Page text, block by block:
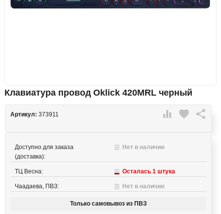
Клавиатура провод Oklick 420MRL черный
 favorite 
Артикул: 373911
Доступно для заказа
(доставка):
Нет в наличии
ТЦ Весна: Осталась 1 штука
Чаадаева, ПВЗ: Нет в наличии
Только самовывоз из ПВЗ